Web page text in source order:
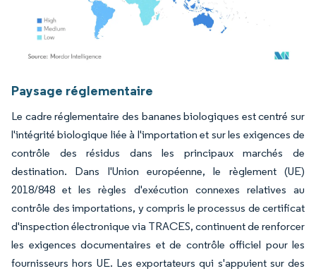
Paysage réglementaire
Le cadre réglementaire des bananes biologiques est centré sur
l'intégrité biologique liée à l'importation et sur les exigences de
contrôle des résidus dans les principaux marchés de
destination. Dans l'Union européenne, le règlement (UE)
2018/848 et les règles d'exécution connexes relatives au
contrôle des importations, y compris le processus de certificat
d'inspection électronique via TRACES, continuent de renforcer
les exigences documentaires et de contrôle officiel pour les
fournisseurs hors UE. Les exportateurs qui s'appuient sur des